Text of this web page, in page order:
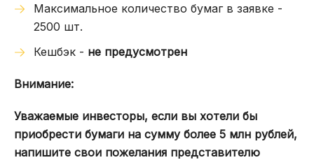
Максимальное количество бумаг в заявке -
2500 шт.
Кешбэк - не предусмотрен
Внимание:
Уважаемые инвесторы, если вы хотели бы
приобрести бумаги на сумму более 5 млн рублей,
напишите свои пожелания представителю